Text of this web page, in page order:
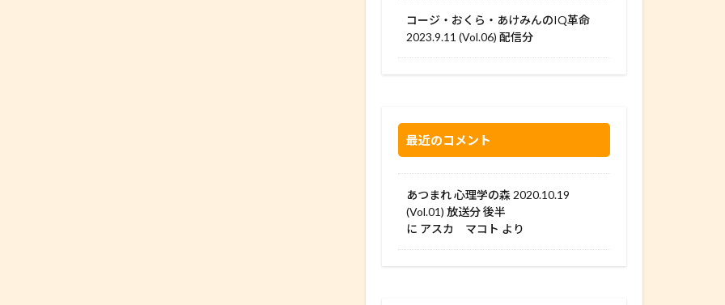
コージ・おくら・あけみんのIQ革命
2023.9.11 (Vol.06) 配信分
最近のコメント
あつまれ 心理学の森 2020.10.19
(Vol.01) 放送分 後半
に アスカ マコト より